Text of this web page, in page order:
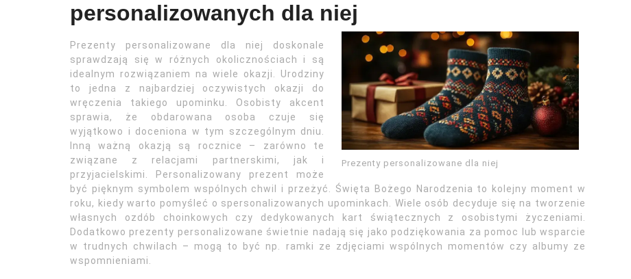
personalizowanych dla niej
Prezenty personalizowane dla niej
Prezenty personalizowane dla niej doskonale
sprawdzają się w różnych okolicznościach i są
idealnym rozwiązaniem na wiele okazji. Urodziny
to jedna z najbardziej oczywistych okazji do
wręczenia takiego upominku. Osobisty akcent
sprawia, że obdarowana osoba czuje się
wyjątkowo i doceniona w tym szczególnym dniu.
Inną ważną okazją są rocznice – zarówno te
związane z relacjami partnerskimi, jak i
przyjacielskimi. Personalizowany prezent może
być pięknym symbolem wspólnych chwil i przeżyć. Święta Bożego Narodzenia to kolejny moment w
roku, kiedy warto pomyśleć o spersonalizowanych upominkach. Wiele osób decyduje się na tworzenie
własnych ozdób choinkowych czy dedykowanych kart świątecznych z osobistymi życzeniami.
Dodatkowo prezenty personalizowane świetnie nadają się jako podziękowania za pomoc lub wsparcie
w trudnych chwilach – mogą to być np. ramki ze zdjęciami wspólnych momentów czy albumy ze
wspomnieniami.